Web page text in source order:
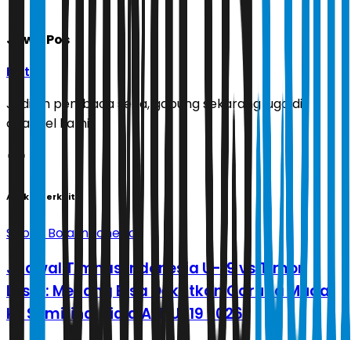
Jawa Pos
Ikuti
Jadilah pembaca setia, gabung sekarang juga di
channel kami!
Artikel Terkait
Sepak Bola Indonesia
Jadwal Timnas Indonesia U-19 vs Timor
Leste: Menang Bisa Dekatkan Garuda Muda
ke Semifinal Piala AFF U-19 2026